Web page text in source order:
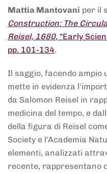
Mattia Mantovani per il
Construction: The
Reisel, 1680, "Early
pp. 101-134.
Il saggio, facendo ampio
mette in evidenza
da Salomon Reisel in
medicina del tempo, e
della figura di Reisel
Society e l'Academia
elementi, analizzati
recente, rappresentano